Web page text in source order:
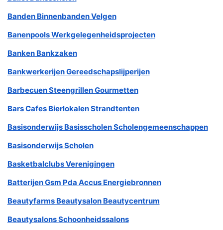
Banden Binnenbanden Velgen
Banenpools Werkgelegenheidsprojecten
Banken Bankzaken
Bankwerkerijen Gereedschapslijperijen
Barbecuen Steengrillen Gourmetten
Bars Cafes Bierlokalen Strandtenten
Basisonderwijs Basisscholen Scholengemeenschappen
Basisonderwijs Scholen
Basketbalclubs Verenigingen
Batterijen Gsm Pda Accus Energiebronnen
Beautyfarms Beautysalon Beautycentrum
Beautysalons Schoonheidssalons